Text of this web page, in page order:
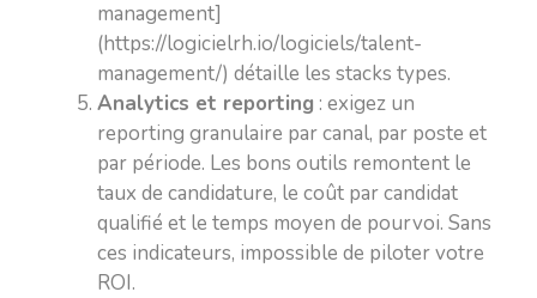
management]
(https://logicielrh.io/logiciels/talent-
management/) détaille les stacks types.
Analytics et reporting : exigez un
reporting granulaire par canal, par poste et
par période. Les bons outils remontent le
taux de candidature, le coût par candidat
qualifié et le temps moyen de pourvoi. Sans
ces indicateurs, impossible de piloter votre
ROI.